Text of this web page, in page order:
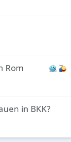
Rom
in BKK?